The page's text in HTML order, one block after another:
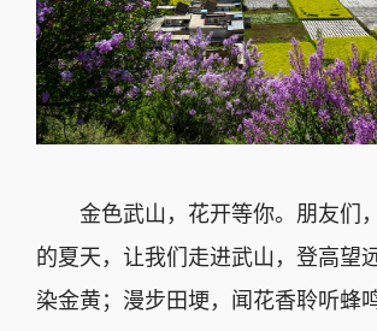
金色武山，花开等你。朋友们
的夏天，让我们走进武山，登高望
染金黄；漫步田埂，闻花香聆听蜂